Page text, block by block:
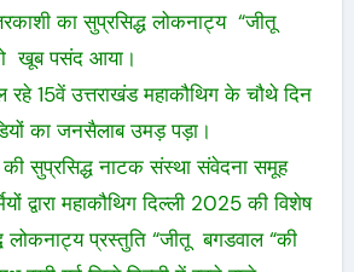
का सुप्रसिद्ध लोकनाट्य “जीतू
खूब पसंद आया।
रहे 15वें उत्तराखंड महाकौथिग के चौथे दिन
का जनसैलाब उमड़ पड़ा।
की सुप्रसिद्ध नाटक संस्था संवेदना समूह
द्वारा महाकौथिग दिल्ली 2025 की विशेष
लोकनाट्य प्रस्तुति “जीतू बगडवाल “की